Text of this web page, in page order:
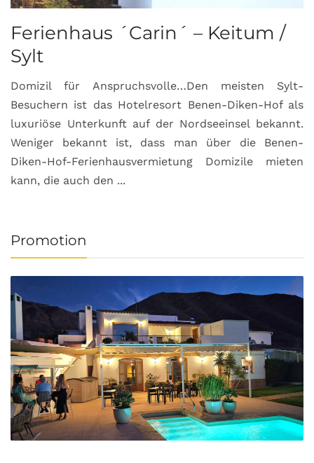
Ferienhaus ´Carin´ – Keitum /
Sylt
Domizil für Anspruchsvolle…Den meisten Sylt-
Besuchern ist das Hotelresort Benen-Diken-Hof als
luxuriöse Unterkunft auf der Nordseeinsel bekannt.
Weniger bekannt ist, dass man über die Benen-
Diken-Hof-Ferienhausvermietung Domizile mieten
kann, die auch den ...
Promotion